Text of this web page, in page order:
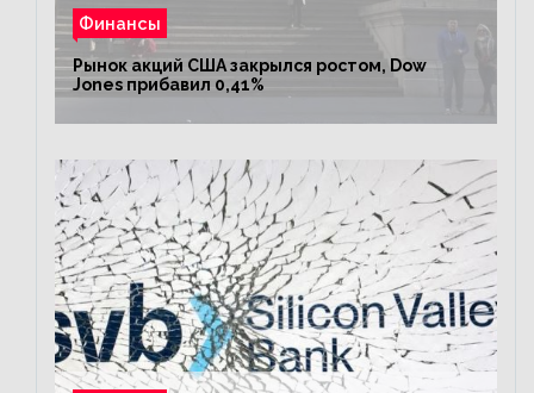
Финансы
Рынок акций США закрылся ростом, Dow
Jones прибавил 0,41%